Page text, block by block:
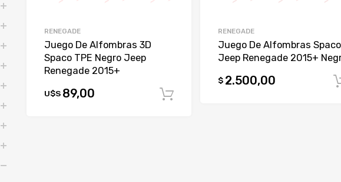
RENEGADE
Juego De Alfombras 3D
Spaco TPE Negro Jeep
Renegade 2015+
U$S 89,00
RENEGADE
Juego De Alfombras Spaco
Jeep Renegade 2015+
$ 2.500,00